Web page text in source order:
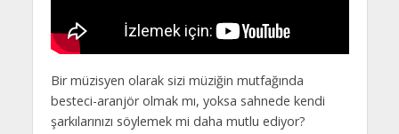
Bir müzisyen olarak sizi müziğin mutfağında
besteci-aranjör olmak mı, yoksa sahnede kendi
şarkılarınızı söylemek mi daha mutlu ediyor?